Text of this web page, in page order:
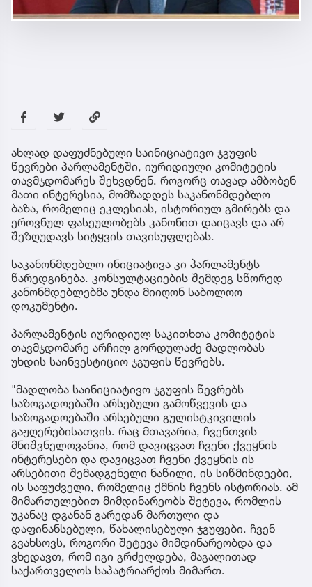
ახლად დაფუძნებული საინიციატივო ჯგუფის
წევრები პარლამენტში, იურიდიული კომიტეტის
თავმჯდომარეს შეხვდნენ. როგორც თავად ამბობენ
მათი ინტერესია, მომზადდეს საკანონმდებლო
ბაზა, რომელიც ეკლესიას, ისტორიულ გმირებს და
ეროვნულ ფასეულობებს კანონით დაიცავს და არ
შეზღუდავს სიტყვის თავისუფლებას.
საკანონმდებლო ინიციატივა კი პარლამენტს
წარედგინება. კონსულტაციების შემდეგ სწორედ
კანონმდებლებმა უნდა მიიღონ საბოლოო
დოკუმენტი.
პარლამენტის იურიდიულ საკითხთა კომიტეტის
თავმჯდომარე არჩილ გორდულაძე მადლობას
უხდის საინვესტიციო ჯგუფის წევრებს.
"მადლობა საინიციატივო ჯგუფის წევრებს
საზოგადოებაში არსებული გამოწვევის და
საზოგადოებაში არსებული გულისტკივილის
გაჟღერებისათვის. რაც მთავარია, ჩვენთვის
მნიშვნელოვანია, რომ დავიცვათ ჩვენი ქვეყნის
ინტერესები და დავიცვათ ჩვენი ქვეყნის ის
არსებითი შემადგენელი ნაწილი, ის სიწმინდეები,
ის საფუძველი, რომელიც ქმნის ჩვენს ისტორიას. ამ
მიმართულებით მიმდინარეობს შეტევა, რომლის
უკანაც დგანან გარედან მართული და
დაფინანსებული, წახალისებული ჯგუფები. ჩვენ
გვახსოვს, როგორი შეტევა მიმდინარეობდა და
ვხედავთ, რომ იგი გრძელდება, მაგალითად
საქართველოს საპატრიარქოს მიმართ.